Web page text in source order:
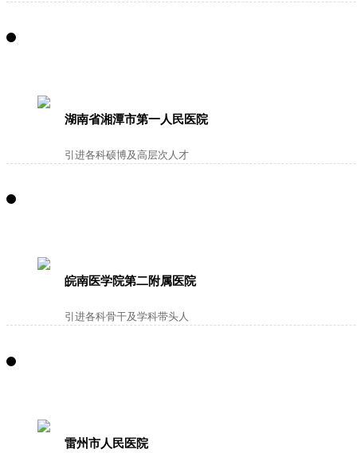
湖南省湘潭市第一人民医院
引进各科硕博及高层次人才
皖南医学院第二附属医院
引进各科骨干及学科带头人
雷州市人民医院